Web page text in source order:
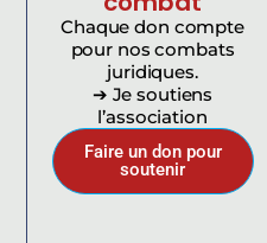
Chaque don compte
pour nos combats
juridiques.
➔ Je soutiens
l’association
Faire un don pour
soutenir